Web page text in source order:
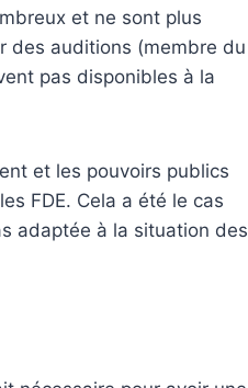
et ne sont plus
des auditions (membre du
pas disponibles à la
et les pouvoirs publics
FDE. Cela a été le cas
adaptée à la situation des